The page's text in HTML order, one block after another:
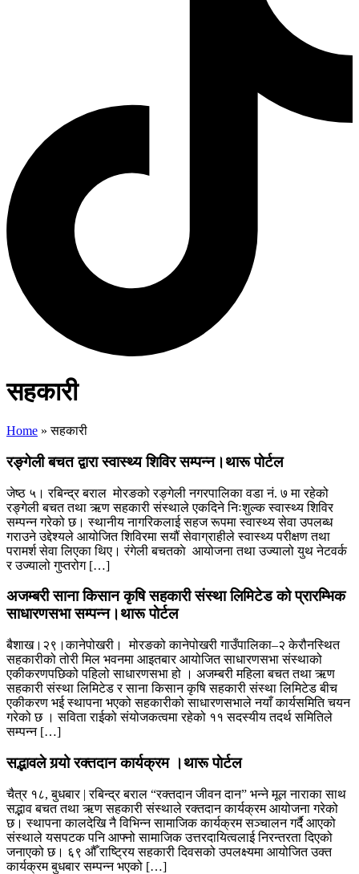
सहकारी
Home »सहकारी
रङ्गेली बचत द्वारा स्वास्थ्य शिविर सम्पन्न।थारू पाेर्टल
जेष्ठ ५। रबिन्द्र बराल मोरङको रङ्गेली नगरपालिका वडा नं. ७ मा रहेको
रङ्गेली बचत तथा ऋण सहकारी संस्थाले एकदिने निःशुल्क स्वास्थ्य शिविर
सम्पन्न गरेको छ। स्थानीय नागरिकलाई सहज रूपमा स्वास्थ्य सेवा उपलब्ध
गराउने उद्देश्यले आयोजित शिविरमा सयौं सेवाग्राहीले स्वास्थ्य परीक्षण तथा
परामर्श सेवा लिएका थिए। रंगेली बचतकाे आयोजना तथा उज्यालो युथ नेटवर्क
र उज्यालो गुप्तरोग […]
अजम्बरी साना किसान कृषि सहकारी संस्था लिमिटेड को प्रारम्भिक
साधारणसभा सम्पन्न।थारू पाेर्टल
बैशाख।२९।कानेपोखरी। मोरङको कानेपोखरी गाउँपालिका–२ केरौनस्थित
सहकारीको तोरी मिल भवनमा आइतबार आयोजित साधारणसभा संस्थाको
एकीकरणपछिको पहिलो साधारणसभा हो । अजम्बरी महिला बचत तथा ऋण
सहकारी संस्था लिमिटेड र साना किसान कृषि सहकारी संस्था लिमिटेड बीच
एकीकरण भई स्थापना भएको सहकारीको साधारणसभाले नयाँ कार्यसमिति चयन
गरेको छ । सविता राईको संयोजकत्वमा रहेको ११ सदस्यीय तदर्थ समितिले
सम्पन्न […]
सद्भावले गर्‍यो रक्तदान कार्यक्रम ।थारू पाेर्टल
चैत्र १८, बुधबार | रबिन्द्र बराल “रक्तदान जीवन दान” भन्ने मूल नाराका साथ
सद्भाव बचत तथा ऋण सहकारी संस्थाले रक्तदान कार्यक्रम आयोजना गरेको
छ। स्थापना कालदेखि नै विभिन्न सामाजिक कार्यक्रम सञ्चालन गर्दै आएको
संस्थाले यसपटक पनि आफ्नो सामाजिक उत्तरदायित्वलाई निरन्तरता दिएको
जनाएको छ। ६९ औँ राष्ट्रिय सहकारी दिवसको उपलक्ष्यमा आयोजित उक्त
कार्यक्रम बुधबार सम्पन्न भएको […]